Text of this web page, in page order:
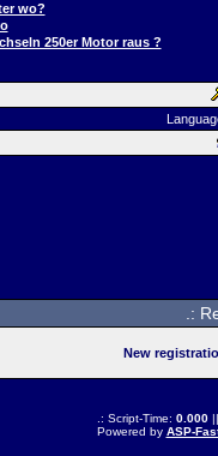
wo?
250er Motor raus ?
.:
New
.: Script-Time: 0.000||
Powered by ASP-